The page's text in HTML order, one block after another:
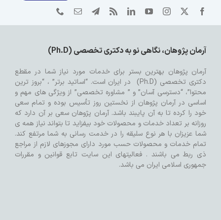
آرمان پژوهان، نگاهی نو به دکتری تخصصی (Ph.D)
آرمان پژوهان بهترین بستر برای خدمات مورد نیاز شما در مقطع
دکتری تخصصی (Ph.D) در ایران است. “اساتید برتر” ، “بروز ترین
محتوا”، “دسترسی آسان” و ” مشاوره تخصصی” از ویژگی های مهم و
اساسی در آرمان پژوهان از نخستین روز تأسیس بوده و تمام سعی
خود را کرده تا به آن پایبند باشد. آرمان پژوهان سعی بر آن دارد که
روزانه بر تعداد خدمات و محصولات خود بیفزاید تا بتواند نیاز همه ی
شما عزیزان با هر نوع سلیقه را در خدمت رسانی به شما مرتفع کند.
تمام خدمات و محصولات حسب مورد دارای مجوزهای لازم از مراجع
ذی ربط می باشند . فعالیتهای این سایت تابع قوانین و مقررات
جمهوری اسلامی ایران می باشد.